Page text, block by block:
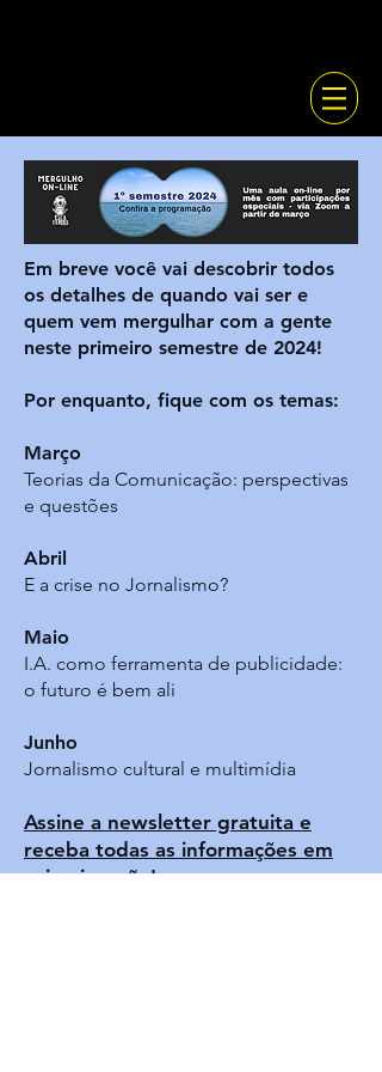
Em breve você vai descobrir todos
os detalhes de quando vai ser e
quem vem mergulhar com a gente
neste primeiro semestre de 2024!
Por enquanto, fique com os temas:
Março
Teorias da Comunicação: perspectivas
e questões
Abril
E a crise no Jornalismo?
Maio
I.A. como ferramenta de publicidade:
o futuro é bem ali
Junho
Jornalismo cultural e multimídia
Assine a newsletter gratuita e
receba todas as informações em
primeira mão!